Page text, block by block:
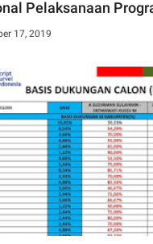
Pelaksanaan
17, 2019